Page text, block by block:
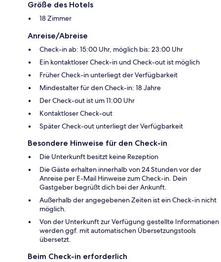
Größe des Hotels
18 Zimmer
Anreise/Abreise
Check-in ab: 15:00 Uhr, möglich bis: 23:00 Uhr
Ein kontaktloser Check-in und Check-out ist möglich
Früher Check-in unterliegt der Verfügbarkeit
Mindestalter für den Check-in: 18 Jahre
Der Check-out ist um 11:00 Uhr
Kontaktloser Check-out
Später Check-out unterliegt der Verfügbarkeit
Besondere Hinweise für den Check-in
Die Unterkunft besitzt keine Rezeption
Die Gäste erhalten innerhalb von 24 Stunden vor der
Anreise per E-Mail Hinweise zum Check-in. Dein
Gastgeber begrüßt dich bei der Ankunft.
Außerhalb der angegebenen Zeiten ist ein Check-in nicht
möglich.
Von der Unterkunft zur Verfügung gestellte Informationen
werden ggf. mit automatischen Übersetzungstools
übersetzt.
Beim Check-in erforderlich